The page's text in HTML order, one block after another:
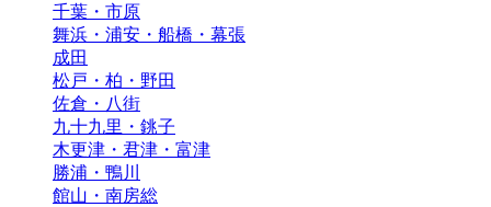
千葉・市原
舞浜・浦安・船橋・幕張
成田
松戸・柏・野田
佐倉・八街
九十九里・銚子
木更津・君津・富津
勝浦・鴨川
館山・南房総